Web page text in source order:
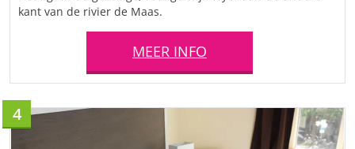
kant van de rivier de Maas.
MEER INFO
4